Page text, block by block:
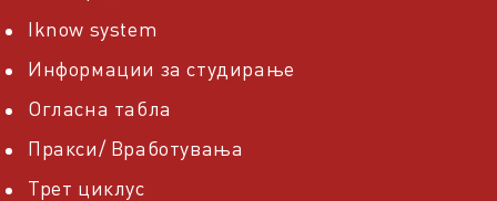
Iknow system
Информации за студирање
Огласна табла
Пракси/ Вработувања
Трет циклус